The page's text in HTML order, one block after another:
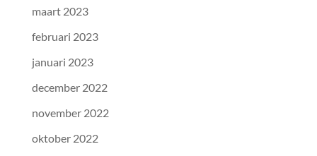
maart 2023
februari 2023
januari 2023
december 2022
november 2022
oktober 2022